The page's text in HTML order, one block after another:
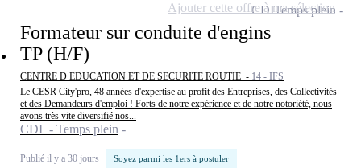
Formateur sur conduite d'engins
TP (H/F)
CENTRE D EDUCATION ET DE SECURITE ROUTIE - 14 - IFS
Le CESR City'pro, 48 années d'expertise au profit des Entreprises, des Collectivités
et des Demandeurs d'emploi ! Forts de notre expérience et de notre notoriété, nous
avons très vite diversifié nos...
CDI - Temps plein
Publié il y a 30 jours Soyez parmi les 1ers à postuler
CDITemps plein
Ajouter cette offre à ma sélection